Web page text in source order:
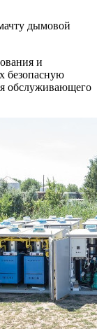
дымовой
и
безопасную
обслуживающего